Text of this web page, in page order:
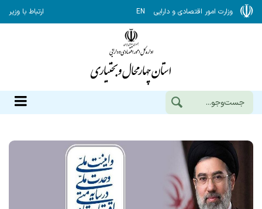
وزارت امور اقتصادی و دارایی EN ارتباط با وزیر